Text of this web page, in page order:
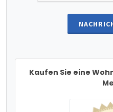
Kaufen Sie eine